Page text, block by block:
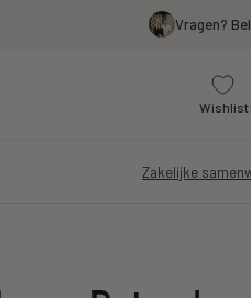
Vragen?
Wishlist
Zakelijke